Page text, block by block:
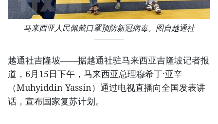
马来西亚人民佩戴口罩预防新冠病毒。图自越通社
越通社吉隆坡——据越通社驻马来西亚吉隆坡记者报
道，6月15日下午，马来西亚总理穆希丁·亚辛
（Muhyiddin Yassin）通过电视直播向全国发表讲
话，宣布国家复苏计划。